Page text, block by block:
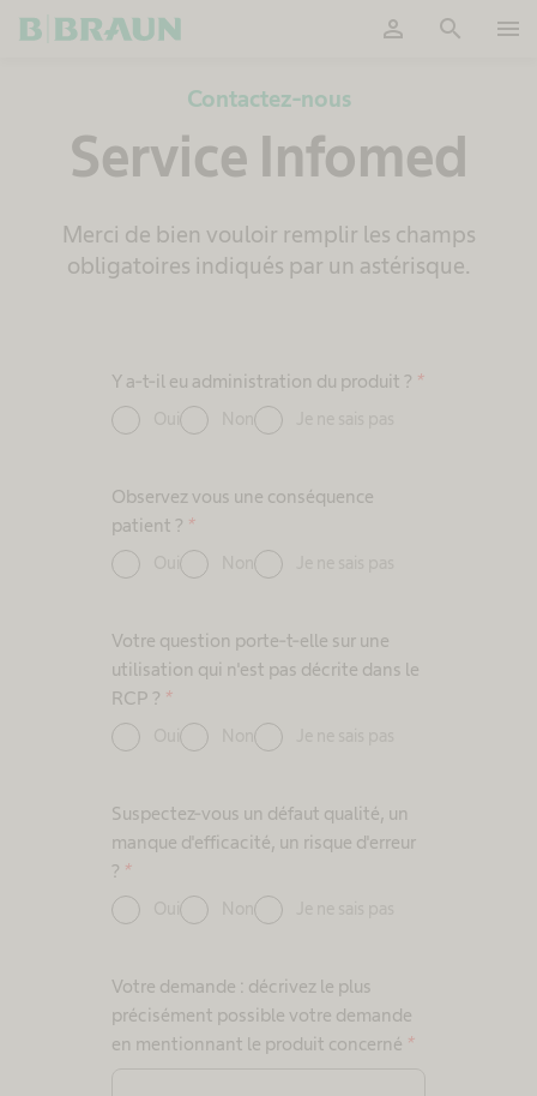
person search menu
Contactez-nous
Service Infomed
Merci de bien vouloir remplir les champs
obligatoires indiqués par un astérisque.
Y a-t-il eu administration du produit ? *
Observez vous une conséquence
patient ? *
Votre question porte-t-elle sur une
utilisation qui n'est pas décrite dans le
RCP ? *
Suspectez-vous un défaut qualité, un
manque d'efficacité, un risque d'erreur
? *
Votre demande : décrivez le plus
précisément possible votre demande
en mentionnant le produit concerné *